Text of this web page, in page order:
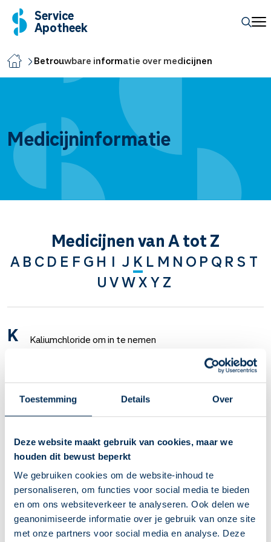
Toestemming Details Over
Deze website maakt gebruik van cookies, maar we
houden dit bewust beperkt
We gebruiken cookies om de website-inhoud te
personaliseren, om functies voor social media te bieden
en om ons websiteverkeer te analyseren. Ook delen we
geanonimiseerde informatie over je gebruik van onze site
met onze partners voor social media en analyse. Deze
Service
Apotheek
Betrouwbare informatie over medicijnen
Medicijninformatie
Medicijnen van A tot Z
AB CD E F G H I J K L M N O P Q RS T
U VWXY Z
K
Kaliumchloride om in te nemen
Kaliumwaterstoftartraat om in te nemen
Ketoconazol crème
Ketoconazol op de hoofdhuid
Ketoconazol tabletten
Ketoprofen